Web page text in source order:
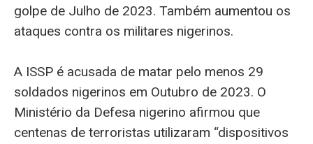
golpe de Julho de 2023. Também aumentou os
ataques contra os militares nigerinos.
A ISSP é acusada de matar pelo menos 29
soldados nigerinos em Outubro de 2023. O
Ministério da Defesa nigerino afirmou que
centenas de terroristas utilizaram “dispositivos